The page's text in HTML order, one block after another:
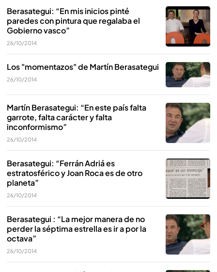
Berasategui: “En mis inicios pinté
paredes con pintura que regalaba el
Gobierno vasco”
26/10/2014
Los "momentazos" de Martín Berasategui
26/10/2014
Martín Berasategui: “En este país falta
garrote, falta carácter y falta
inconformismo”
26/10/2014
Berasategui: “Ferrán Adriá es
estratosférico y Joan Roca es de otro
planeta”
26/10/2014
Berasategui : “La mejor manera de no
perder la séptima estrella es ir a por la
octava”
26/10/2014